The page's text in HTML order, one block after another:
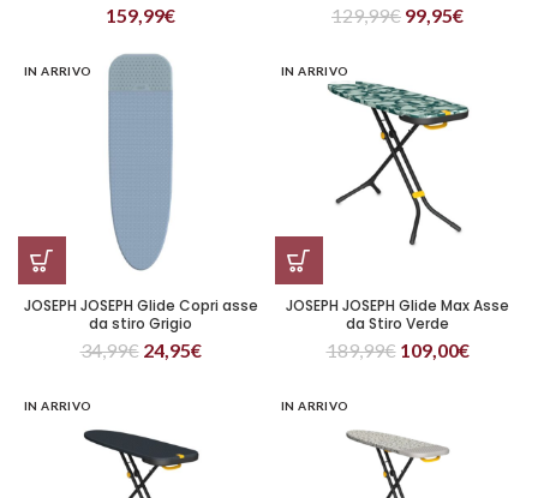
159,99€ 129,99€ 99,95€
IN ARRIVO
JOSEPH JOSEPH Glide Copri asse
da stiro Grigio
34,99€ 24,95€
IN ARRIVO
JOSEPH JOSEPH Glide Max Asse
da Stiro Verde
189,99€ 109,00€
IN ARRIVO IN ARRIVO